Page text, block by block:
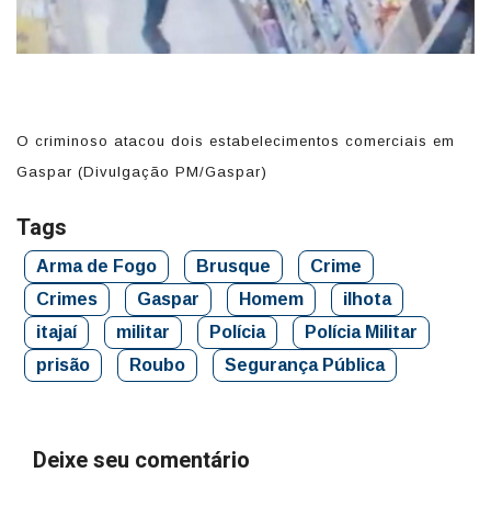
O criminoso atacou dois estabelecimentos comerciais em
Gaspar (Divulgação PM/Gaspar)
Tags
Arma de Fogo Brusque
Crime
Crimes
Gaspar Homem
ilhota
itajaí
militar Polícia
Polícia Militar
prisão
Roubo Segurança Pública
Deixe seu comentário